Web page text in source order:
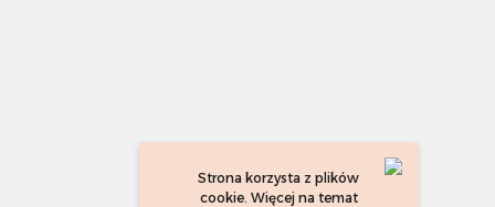
Strona korzysta z plików
cookie. Więcej na temat